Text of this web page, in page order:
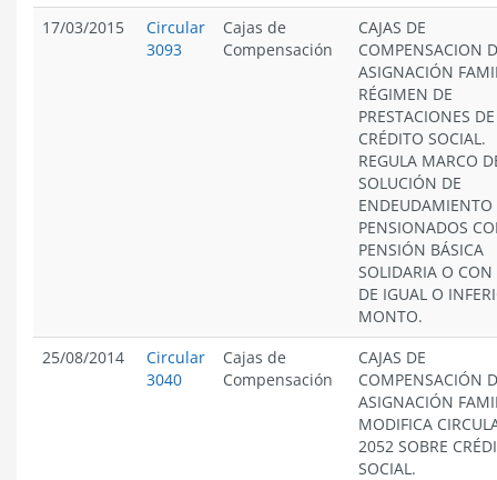
17/03/2015
Circular
3093
Cajas de
Compensación
CAJAS DE
COMPENSACION
ASIGNACIÓN
RÉGIMEN DE
PRESTACIONES DE
CRÉDITO SOCIAL.
REGULA MARCO
SOLUCIÓN DE
ENDEUDAMIENTO
PENSIONADOS
PENSIÓN BÁSICA
SOLIDARIA O CON
DE IGUAL O
MONTO.
25/08/2014
Circular
3040
Cajas de
Compensación
CAJAS DE
COMPENSACIÓN
ASIGNACIÓN
MODIFICA
2052 SOBRE
SOCIAL.